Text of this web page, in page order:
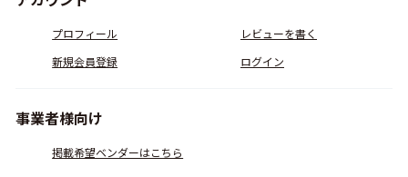
プロフィール
レビューを書く
新規会員登録
ログイン
事業者様向け
掲載希望ベンダーはこちら